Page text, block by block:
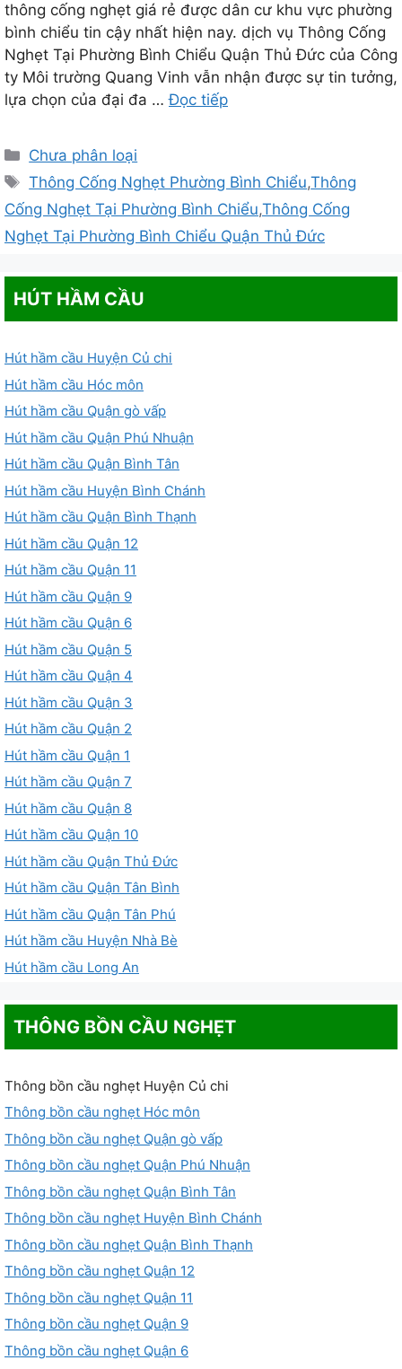
thông cống nghẹt giá rẻ được dân cư khu vực phường
bình chiểu tin cậy nhất hiện nay. dịch vụ Thông Cống
Nghẹt Tại Phường Bình Chiểu Quận Thủ Đức của Công
ty Môi trường Quang Vinh vẫn nhận được sự tin tưởng,
lựa chọn của đại đa …Đọc tiếp
Danh
mục
Chưa phân loại
Thẻ
Thông Cống Nghẹt Phường Bình Chiểu,Thông
Cống Nghẹt Tại Phường Bình Chiểu,Thông Cống
Nghẹt Tại Phường Bình Chiểu Quận Thủ Đức
HÚT HẦM CẦU
Hút hầm cầu Huyện Củ chi
Hút hầm cầu Hóc môn
Hút hầm cầu Quận gò vấp
Hút hầm cầu Quận Phú Nhuận
Hút hầm cầu Quận Bình Tân
Hút hầm cầu Huyện Bình Chánh
Hút hầm cầu Quận Bình Thạnh
Hút hầm cầu Quận 12
Hút hầm cầu Quận 11
Hút hầm cầu Quận 9
Hút hầm cầu Quận 6
Hút hầm cầu Quận 5
Hút hầm cầu Quận 4
Hút hầm cầu Quận 3
Hút hầm cầu Quận 2
Hút hầm cầu Quận 1
Hút hầm cầu Quận 7
Hút hầm cầu Quận 8
Hút hầm cầu Quận 10
Hút hầm cầu Quận Thủ Đức
Hút hầm cầu Quận Tân Bình
Hút hầm cầu Quận Tân Phú
Hút hầm cầu Huyện Nhà Bè
Hút hầm cầu Long An
THÔNG BỒN CẦU NGHẸT
Thông bồn cầu nghẹt Huyện Củ chi
Thông bồn cầu nghẹt Hóc môn
Thông bồn cầu nghẹt Quận gò vấp
Thông bồn cầu nghẹt Quận Phú Nhuận
Thông bồn cầu nghẹt Quận Bình Tân
Thông bồn cầu nghẹt Huyện Bình Chánh
Thông bồn cầu nghẹt Quận Bình Thạnh
Thông bồn cầu nghẹt Quận 12
Thông bồn cầu nghẹt Quận 11
Thông bồn cầu nghẹt Quận 9
Thông bồn cầu nghẹt Quận 6